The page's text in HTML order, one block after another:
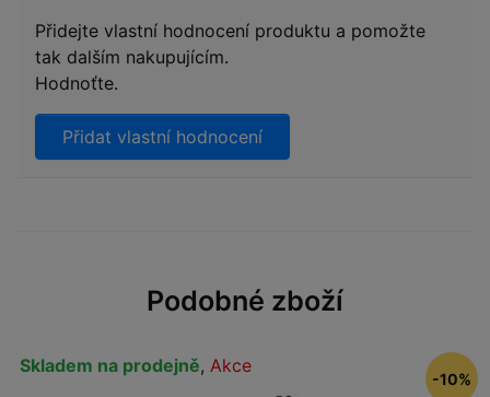
Přidejte vlastní hodnocení produktu a pomožte
tak dalším nakupujícím.
Hodnoťte.
Přidat vlastní hodnocení
Podobné zboží
Skladem na prodejně, Akce
-10%